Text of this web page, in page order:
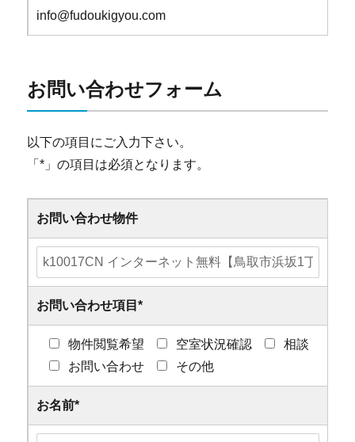
info@fudoukigyou.com
お問い合わせフォーム
以下の項目にご入力下さい。
「* 」の項目は必須となります。
お問い合わせ物件
お問い合わせ項目*
物件閲覧希望 空室状況確認
相談
お問い合わせ
その他
お名前*